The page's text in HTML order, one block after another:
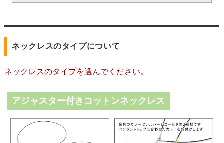
ネックレスのタイプについて
ネックレスのタイプを選んでください。
アジャスター付きコットンネックレス